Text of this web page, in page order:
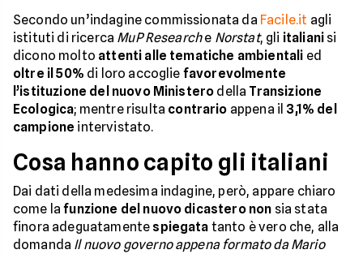
Secondo un’indagine commissionata da Facile.it agli
istituti di ricerca MuP Researche Norstat, gli italianisi
dicono molto attenti alle tematiche ambientali ed
oltre il 50% di loro accoglie favorevolmente
l’istituzione del nuovo Ministero della Transizione
Ecologica; mentre risulta contrario appena il 3,1% del
campione intervistato.
Cosa hanno capito gli italiani
Dai dati della medesima indagine, però, appare chiaro
come lafunzione del nuovo dicastero non sia stata
finora adeguatamente spiegata tanto è vero che, alla
domanda Il nuovo governo appena formato da Mario